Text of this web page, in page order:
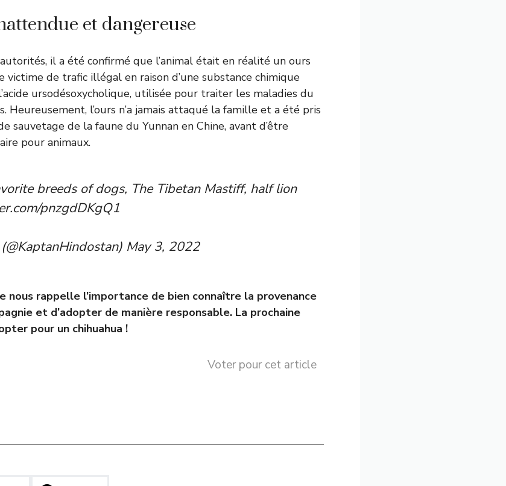
et dangereuse
il a été confirmé que l’animal était en réalité un ours
victime de trafic illégal en raison d’une substance chimique
ursodésoxycholique, utilisée pour traiter les maladies du
Heureusement, l’ours n’a jamais attaqué la famille et a été pris
sauvetage de la faune du Yunnan en Chine, avant d’être
pour animaux.
breeds of dogs, The Tibetan Mastiff, half lion
pnzgdDKgQ1
May 3, 2022
nous rappelle l’importance de bien connaître la provenance
et d’adopter de manière responsable. La prochaine
pour un chihuahua !
Voter pour cet article